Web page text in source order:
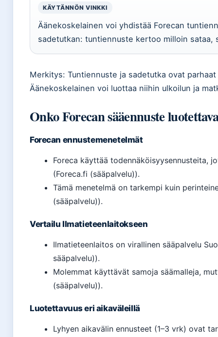
KÄYTÄNNÖN VINKKI
Äänekoskelainen voi yhdistää Forecan
sadetutkan: tuntiennuste kertoo milloin sataa,
Merkitys: Tuntiennuste ja sadetutka ovat
Äänekoskelainen voi luottaa niihin ulkoilun ja
Onko Forecan sääennuste
Forecan ennustemenetelmät
Foreca käyttää todennäköisyysennusteita,
(Foreca.fi (sääpalvelu)).
Tämä menetelmä on tarkempi kuin
(sääpalvelu)).
Vertailu Ilmatieteenlaitokseen
Ilmatieteenlaitos on virallinen sääpalvelu
sääpalvelu)).
Molemmat käyttävät samoja säämalleja,
(sääpalvelu)).
Luotettavuus eri aikaväleillä
Lyhyen aikavälin ennusteet (1–3 vrk) ovat